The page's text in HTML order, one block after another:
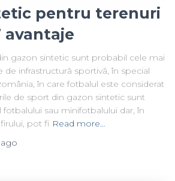
pentru terenuri
avantaje
gazon sintetic sunt probabil cele mai
infrastructură sportivă, în special
în care fotbalul este considerat
de sport din gazon sintetic sunt
sau minifotbalului dar, în
pot fi Read more…
ago